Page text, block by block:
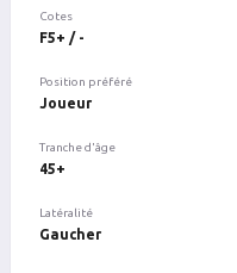
Cotes
F5+ / -
Position préféré
Joueur
Tranche d'âge
45+
Latéralité
Gaucher